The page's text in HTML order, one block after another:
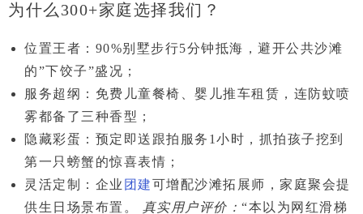
为什么300+家庭选择我们？
位置王者 ：90%别墅步行5分钟抵海，避开公共沙滩
的”下饺子”盛况；
服务超纲 ：免费儿童餐椅、婴儿推车租赁，连防蚊喷
雾都备了三种香型；
隐藏彩蛋 ：预定即送 跟拍服务1小时 ，抓拍孩子挖到
第一只螃蟹的惊喜表情；
灵活定制
：企业 团建可增配沙滩拓展师，家庭聚会提
供生日场景布置。 真实用户评价： “本以为网红滑梯